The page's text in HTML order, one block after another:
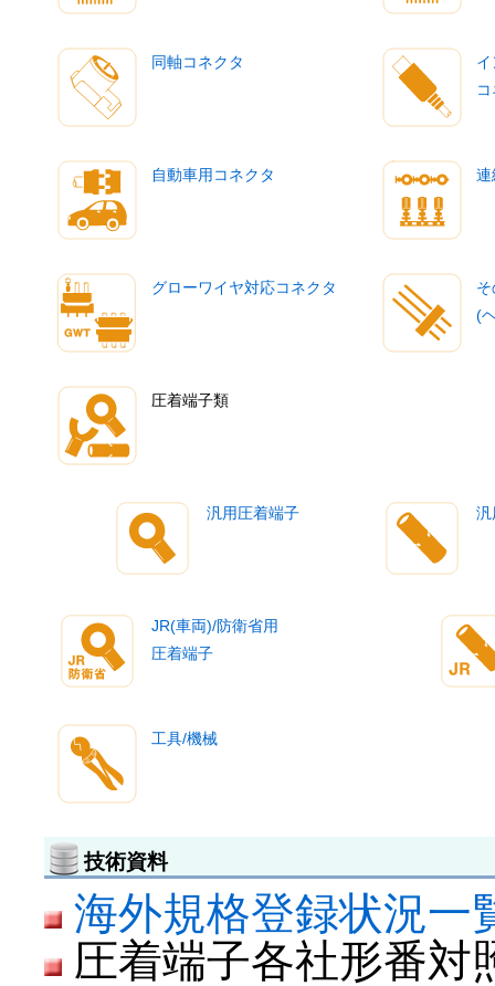
同軸コネクタ
自動車用コネクタ 連
グローワイヤ対応コネクタ
(
圧着端子類
汎用圧着端子 汎
JR(車両)/防衛省用
圧着端子
工具/機械
技術資料
海外規格登録状況一
圧着端子各社形番対